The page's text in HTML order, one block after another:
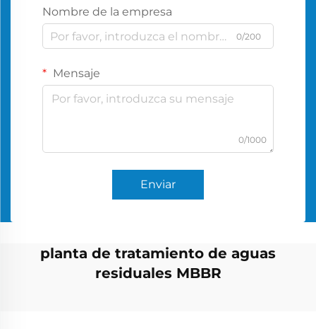
Nombre de la empresa
0/200
Mensaje
0/1000
Enviar
planta de tratamiento de aguas
residuales MBBR